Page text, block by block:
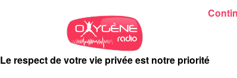
Le respect de votre vie privée est notre priorité